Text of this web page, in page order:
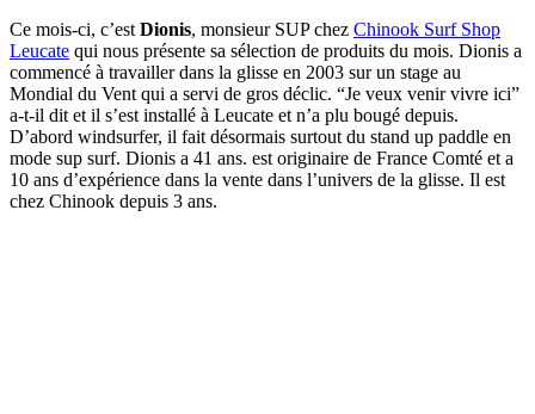
Ce mois-ci, c’est Dionis, monsieur SUP chez Chinook Surf Shop
Leucate qui nous présente sa sélection de produits du mois. Dionis a
commencé à travailler dans la glisse en 2003 sur un stage au
Mondial du Vent qui a servi de gros déclic. “Je veux venir vivre ici”
a-t-il dit et il s’est installé à Leucate et n’a plu bougé depuis.
D’abord windsurfer, il fait désormais surtout du stand up paddle en
mode sup surf. Dionis a 41 ans. est originaire de France Comté et a
10 ans d’expérience dans la vente dans l’univers de la glisse. Il est
chez Chinook depuis 3 ans.